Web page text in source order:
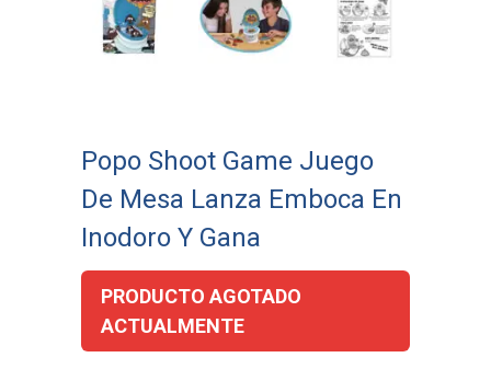
Popo Shoot Game Juego
De Mesa Lanza Emboca En
Inodoro Y Gana
PRODUCTO AGOTADO
ACTUALMENTE